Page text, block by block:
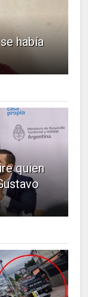
había
quien